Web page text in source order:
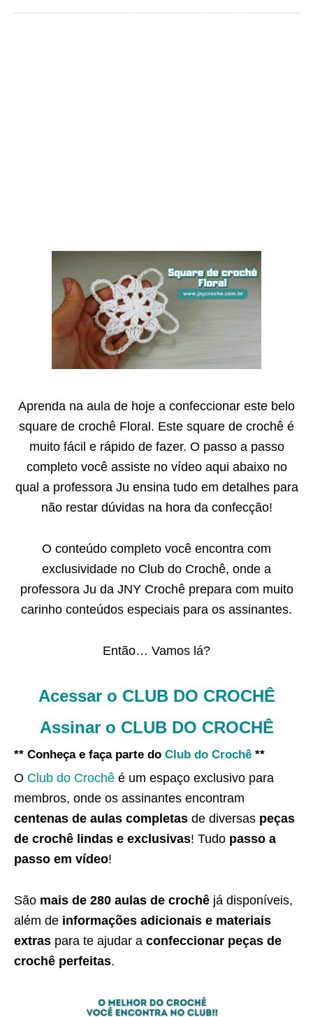
Aprenda na aula de hoje a confeccionar este belo
square de crochê Floral. Este square de crochê é
muito fácil e rápido de fazer. O passo a passo
completo você assiste no vídeo aqui abaixo no
qual a professora Ju ensina tudo em detalhes para
não restar dúvidas na hora da confecção!
O conteúdo completo você encontra com
exclusividade no Club do Crochê, onde a
professora Ju da JNY Crochê prepara com muito
carinho conteúdos especiais para os assinantes.
Então… Vamos lá?
Acessar o CLUB DO CROCHÊ
Assinar o CLUB DO CROCHÊ
** Conheça e faça parte do Club do Crochê **
O Club do Crochê é um espaço exclusivo para
membros, onde os assinantes encontram
centenas de aulas completas de diversas peças
de crochê lindas e exclusivas! Tudo passo a
passo em vídeo!
São mais de 280 aulas de crochê já disponíveis,
além de informações adicionais e materiais
extras para te ajudar a confeccionar peças de
crochê perfeitas.